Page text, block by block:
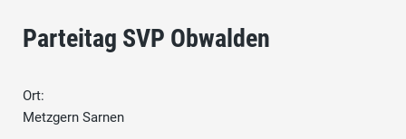
Parteitag SVP Obwalden
Ort:
Metzgern Sarnen